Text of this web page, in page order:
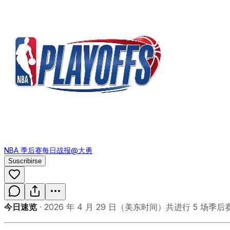
NBA 季后赛每日战报@大勇
Suscribirse
今日速览 · 2026 年 4 月 29 日（美东时间）共进行 5 场季后